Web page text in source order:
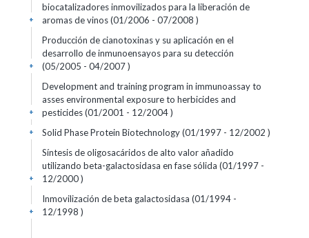
biocatalizadores inmovilizados para la liberación de
aromas de vinos (01/2006 - 07/2008 )
+
Producción de cianotoxinas y su aplicación en el
desarrollo de inmunoensayos para su detección
(05/2005 - 04/2007 )
+
Development and training program in immunoassay to
asses environmental exposure to herbicides and
pesticides (01/2001 - 12/2004 )
+
Solid Phase Protein Biotechnology (01/1997 - 12/2002 )
+
Síntesis de oligosacáridos de alto valor añadido
utilizando beta-galactosidasa en fase sólida (01/1997 -
12/2000 )
+
Inmovilización de beta galactosidasa (01/1994 -
12/1998 )
+